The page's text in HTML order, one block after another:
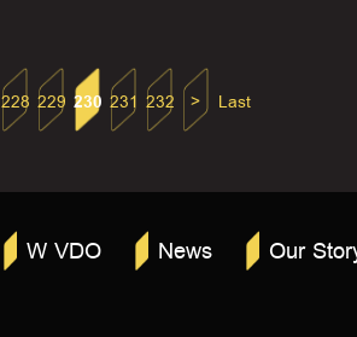
228 229 230 231 232 > Last
W VDO News Our